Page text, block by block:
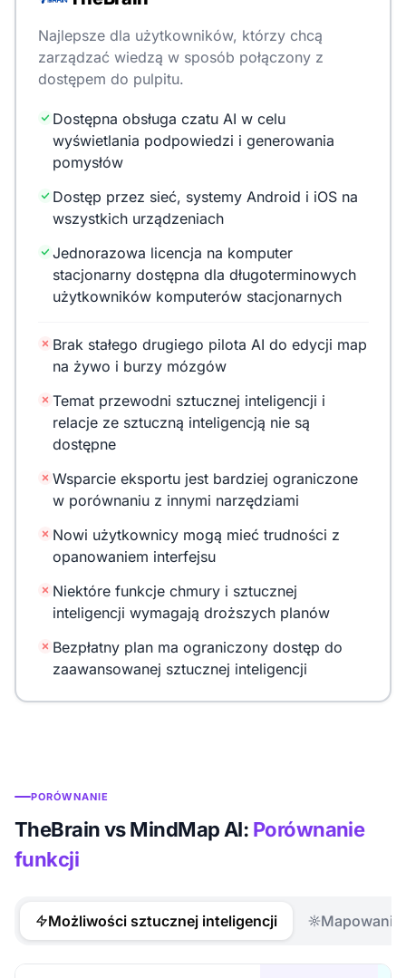
Najlepsze dla użytkowników, którzy chcą
zarządzać wiedzą w sposób połączony z
dostępem do pulpitu.
Dostępna obsługa czatu AI w celu
wyświetlania podpowiedzi i generowania
pomysłów
Dostęp przez sieć, systemy Android i iOS na
wszystkich urządzeniach
Jednorazowa licencja na komputer
stacjonarny dostępna dla długoterminowych
użytkowników komputerów stacjonarnych
Brak stałego drugiego pilota AI do edycji map
na żywo i burzy mózgów
Temat przewodni sztucznej inteligencji i
relacje ze sztuczną inteligencją nie są
dostępne
Wsparcie eksportu jest bardziej ograniczone
w porównaniu z innymi narzędziami
Nowi użytkownicy mogą mieć trudności z
opanowaniem interfejsu
Niektóre funkcje chmury i sztucznej
inteligencji wymagają droższych planów
Bezpłatny plan ma ograniczony dostęp do
zaawansowanej sztucznej inteligencji
PORÓWNANIE
TheBrain vs MindMap AI: Porównanie
funkcji
Możliwości sztucznej inteligencji Mapowanie